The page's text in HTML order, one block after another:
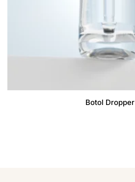
Botol Dropper